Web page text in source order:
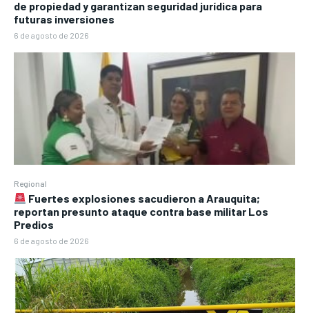
de propiedad y garantizan seguridad jurídica para
futuras inversiones
6 de agosto de 2026
Regional
Fuertes explosiones sacudieron a Arauquita;
reportan presunto ataque contra base militar Los
Predios
6 de agosto de 2026